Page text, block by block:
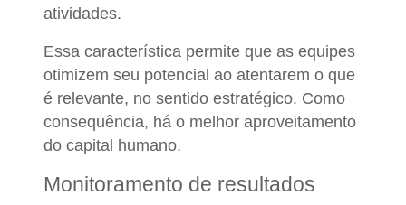
atividades.
Essa característica permite que as equipes
otimizem seu potencial ao atentarem o que
é relevante, no sentido estratégico. Como
consequência, há o melhor aproveitamento
do capital humano.
Monitoramento de resultados